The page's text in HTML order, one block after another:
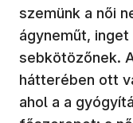
szemünk a női
ágyneműt,
sebkötözőnek.
hátterében ott
ahol a a